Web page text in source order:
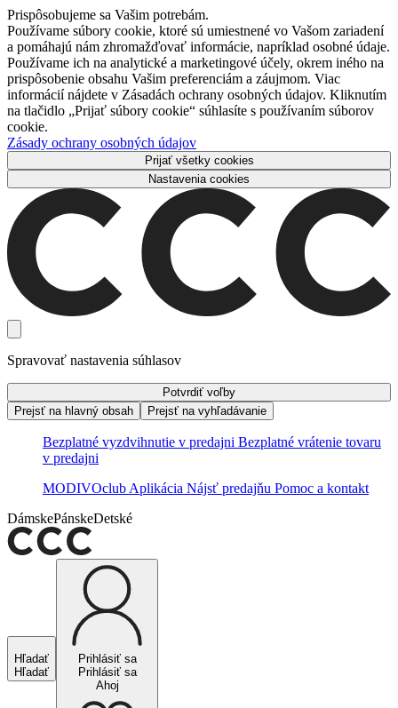
Prispôsobujeme sa Vašim potrebám.
Používame súbory cookie, ktoré sú umiestnené vo Vašom zariadení
a pomáhajú nám zhromažďovať informácie, napríklad osobné údaje.
Používame ich na analytické a marketingové účely, okrem iného na
prispôsobenie obsahu Vašim preferenciám a záujmom. Viac
informácií nájdete v Zásadách ochrany osobných údajov. Kliknutím
na tlačidlo „Prijať súbory cookie“ súhlasíte s používaním súborov
cookie.
Zásady ochrany osobných údajov
Prijať všetky cookies
Nastavenia cookies
Spravovať nastavenia súhlasov
Potvrdiť voľby
Prejsť na hlavný obsah
Prejsť na vyhľadávanie
Bezplatné vyzdvihnutie v predajni Bezplatné vrátenie tovaru
v predajni
MODIVOclub Aplikácia Nájsť predajňu Pomoc a kontakt
DámskePánskeDetské
Hľadať
Hľadať
Prihlásiť sa
Prihlásiť sa
Ahoj